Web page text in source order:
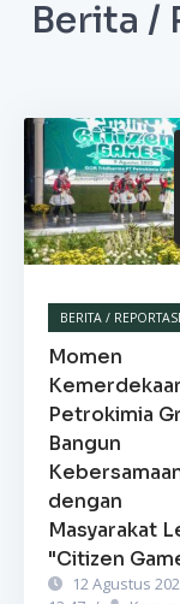
Berita /
BERITA /
Momen
Petrokimia
Bangun
dengan
Masyarakat
"Citizen
12 Agustus